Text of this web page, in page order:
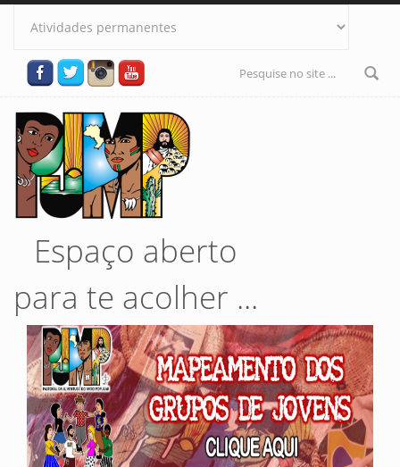
Pular para o conteúdo principal
Formulário
Espaço aberto
para te acolher ...